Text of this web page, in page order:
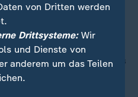
1,0 (1,1) und
beginnt der
wird mit minus 0,4
Basmit minus 0,7 (minus
mit minus 0,7 (minus
von Dritten werden
Drittsysteme:Wir
und Dienste von
anderem um das Teilen